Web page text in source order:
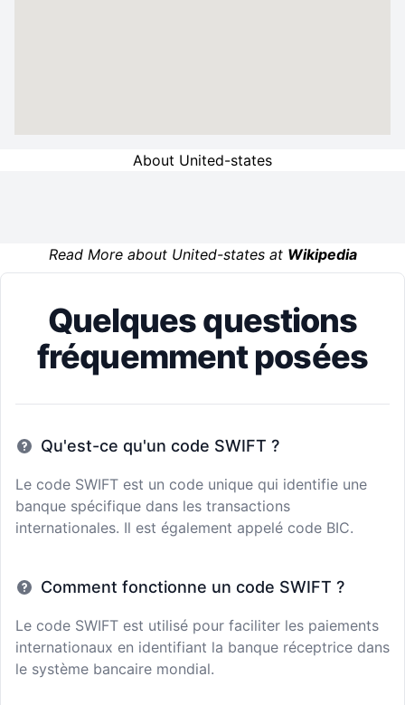
About United-states
Read More about United-states at Wikipedia
Quelques questions
fréquemment posées
Qu'est-ce qu'un code SWIFT ?
Le code SWIFT est un code unique qui identifie une
banque spécifique dans les transactions
internationales. Il est également appelé code BIC.
Comment fonctionne un code SWIFT ?
Le code SWIFT est utilisé pour faciliter les paiements
internationaux en identifiant la banque réceptrice dans
le système bancaire mondial.